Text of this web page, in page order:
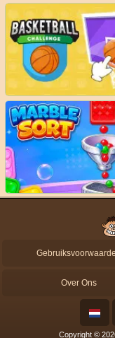
Over Ons
Copyright ©